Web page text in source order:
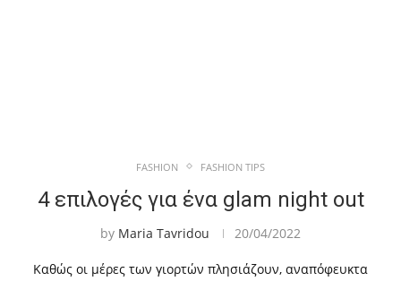
FASHION FASHION TIPS
4 επιλογές για ένα glam night out
by Maria Tavridou 20/04/2022
Καθώς οι μέρες των γιορτών πλησιάζουν, αναπόφευκτα